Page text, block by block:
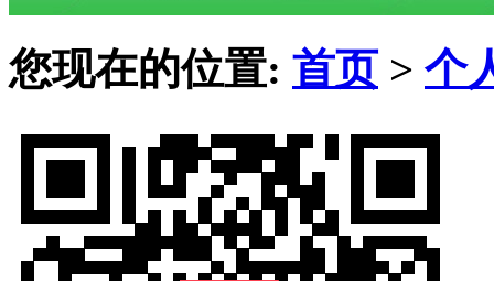
您现在的位置: 首页 > 个